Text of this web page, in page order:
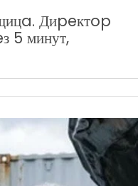
Диpeктop
5 минут,